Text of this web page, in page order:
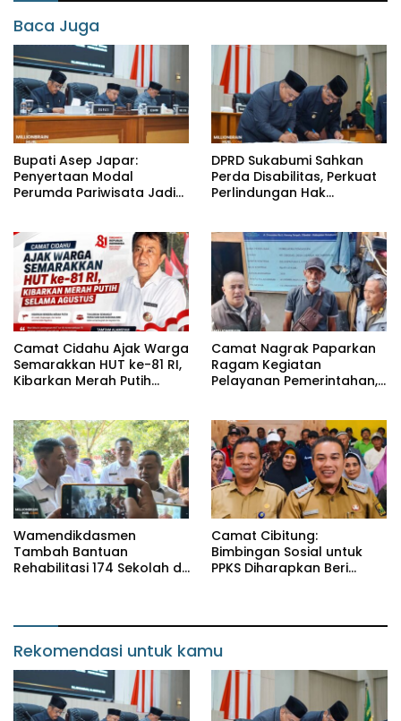
Baca Juga
Bupati Asep Japar:
Penyertaan Modal
Perumda Pariwisata Jadi
DPRD Sukabumi Sahkan
Perda Disabilitas, Perkuat
Perlindungan Hak
Camat Cidahu Ajak Warga
Semarakkan HUT ke-81 RI,
Kibarkan Merah Putih
Camat Nagrak Paparkan
Ragam Kegiatan
Pelayanan Pemerintahan,
Wamendikdasmen
Tambah Bantuan
Rehabilitasi 174 Sekolah di
Camat Cibitung:
Bimbingan Sosial untuk
PPKS Diharapkan Beri
Rekomendasi untuk kamu